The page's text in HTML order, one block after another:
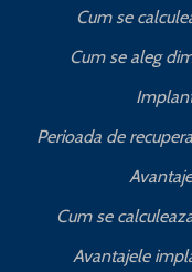
Cum se
Cum se aleg
Perioada de
Cum se
Avantajele